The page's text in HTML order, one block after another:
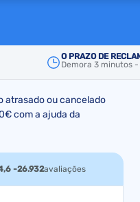
O PRAZO DE
Demora 3 minutos -
e
atrasado ou cancelado
com a ajuda da
-26.932avaliações